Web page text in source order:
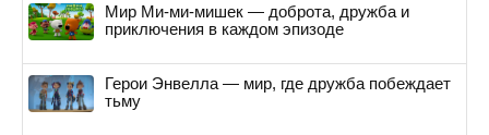
Мир Ми-ми-мишек — доброта, дружба и
приключения в каждом эпизоде
Герои Энвелла — мир, где дружба побеждает
тьму